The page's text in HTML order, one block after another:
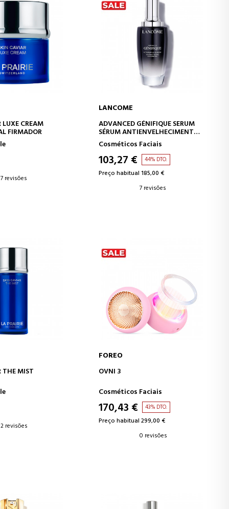
AO CARRINHO
CREAM
FIRMADOR
7 revisões
ADICIONAR AO CARRINHO
LANCOME
ADVANCED GÉNIFIQUE SERUM
SÉRUM ANTIENVELHECIMENTO
CONCENTRADO
Cosméticos Faciais
103,27 € 44% DTO.
Preço habitual 185,00 €
7 revisões
AO CARRINHO
THE MIST
2 revisões
ADICIONAR AO CARRINHO
FOREO
OVNI 3
Cosméticos Faciais
170,43 € 43% DTO.
Preço habitual 299,00 €
0 revisões